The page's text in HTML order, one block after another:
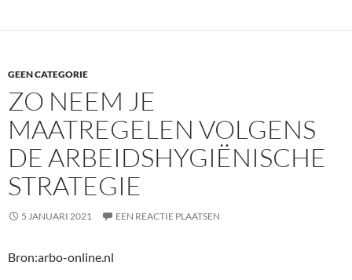
GEEN CATEGORIE
ZO NEEM JE
MAATREGELEN VOLGENS
DE ARBEIDSHYGIËNISCHE
STRATEGIE
5 JANUARI 2021 EEN REACTIE PLAATSEN
Bron:arbo-online.nl